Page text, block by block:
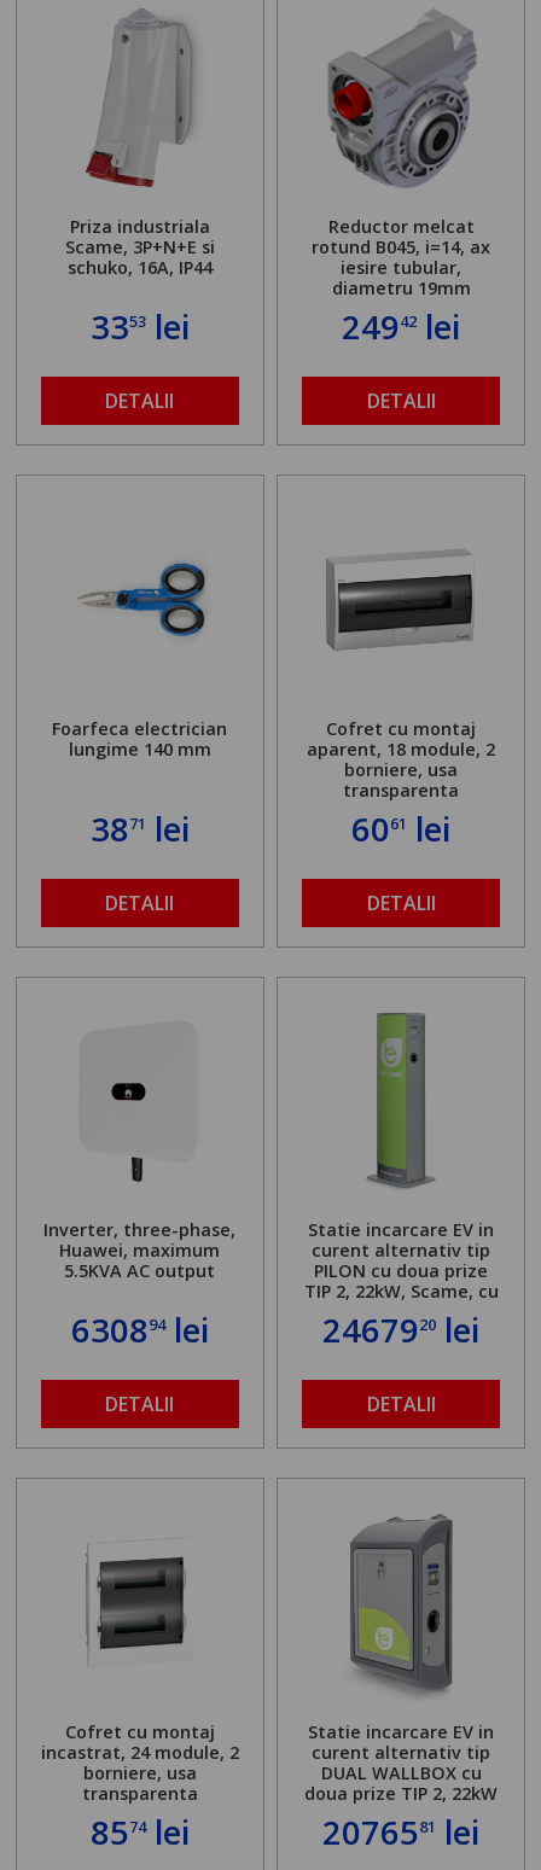
Priza industriala
Scame, 3P+N+E si
schuko, 16A, IP44
3353lei
DETALII
Reductor melcat
rotund B045, i=14, ax
iesire tubular,
diametru 19mm
24942 lei
DETALII
Foarfeca electrician
lungime 140 mm
3871 lei
DETALII
Cofret cu montaj
aparent, 18 module, 2
borniere, usa
transparenta
6061 lei
DETALII
Inverter, three-phase,
Huawei, maximum
5.5KVA AC output
630894lei
DETALII
Statie incarcare EV in
curent alternativ tip
PILON cu doua prize
TIP 2, 22kW, Scame, cu
server local
2467920 lei
DETALII
Cofret cu montaj
incastrat, 24 module, 2
borniere, usa
transparenta
8574lei
Statie incarcare EV in
curent alternativ tip
DUAL WALLBOX cu
doua prize TIP 2, 22kW
2076581 lei